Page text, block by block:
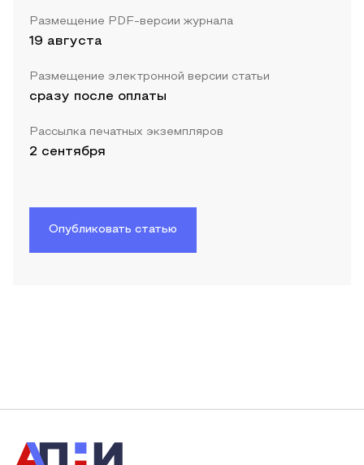
Размещение PDF-версии журнала
19 августа
Размещение электронной версии статьи
сразу после оплаты
Рассылка печатных экземпляров
2 сентября
Опубликовать статью